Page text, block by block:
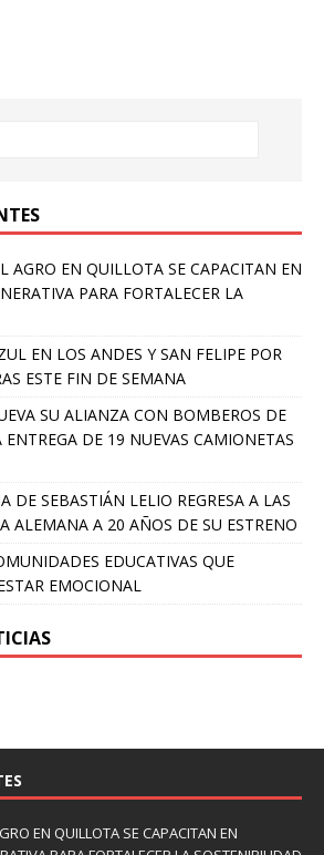
AGRO EN QUILLOTA SE CAPACITAN EN
PARA FORTALECER LA
EN LOS ANDES Y SAN FELIPE POR
ESTE FIN DE SEMANA
SU ALIANZA CON BOMBEROS DE
DE 19 NUEVAS CAMIONETAS
DE SEBASTIÁN LELIO REGRESA A LAS
ALEMANA A 20 AÑOS DE SU ESTRENO
EDUCATIVAS QUE
EMOCIONAL
EN QUILLOTA SE CAPACITAN EN